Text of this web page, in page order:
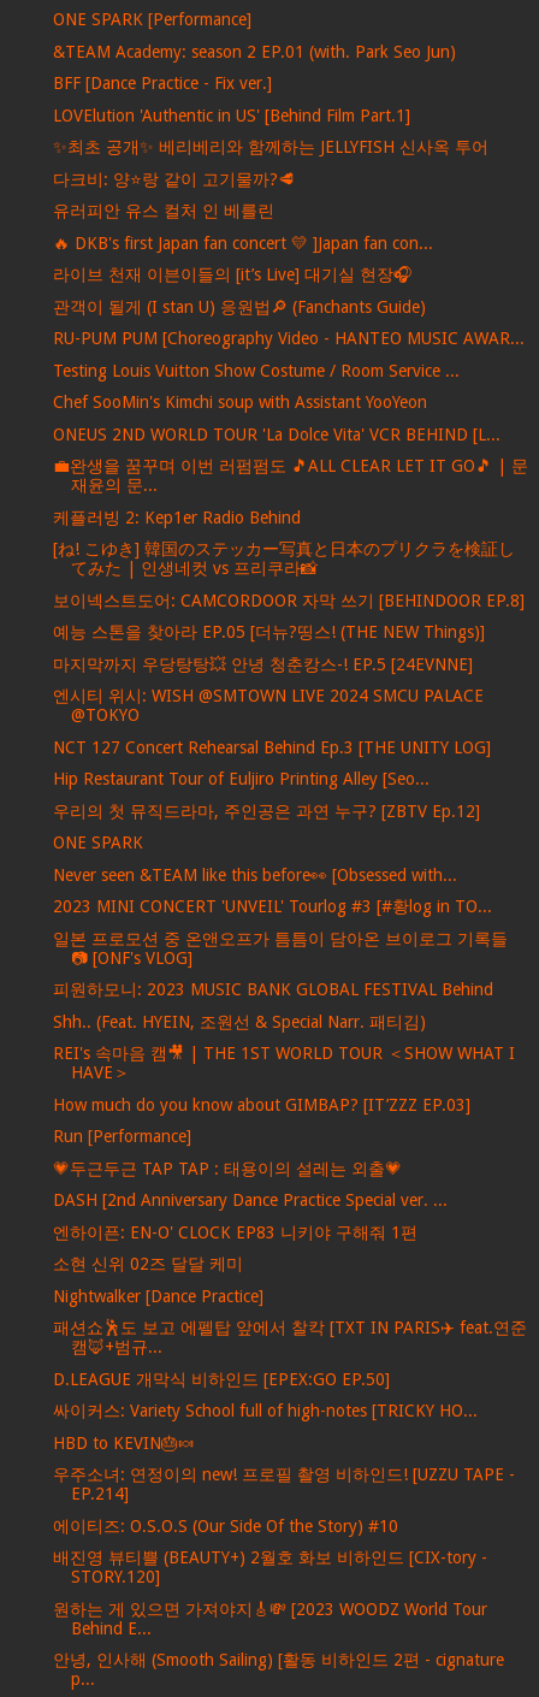
ONE SPARK [Performance]
&TEAM Academy: season 2 EP.01 (with. Park Seo Jun)
BFF [Dance Practice - Fix ver.]
LOVElution 'Authentic in US' [Behind Film Part.1]
✨최초 공개✨ 베리베리와 함께하는 JELLYFISH 신사옥 투어
다크비: 양⭐️랑 같이 고기물까?🥩
유러피안 유스 컬처 인 베를린
🔥 DKB's first Japan fan concert 💛 ]Japan fan con...
라이브 천재 이븐이들의 [it’s Live] 대기실 현장🎧
관객이 될게 (I stan U) 응원법🔎 (Fanchants Guide)
RU-PUM PUM [Choreography Video - HANTEO MUSIC AWAR...
Testing Louis Vuitton Show Costume / Room Service ...
Chef SooMin's Kimchi soup with Assistant YooYeon
ONEUS 2ND WORLD TOUR 'La Dolce Vita' VCR BEHIND [L...
💼완생을 꿈꾸며 이번 러펌펌도 🎵ALL CLEAR LET IT GO🎵 | 문
재윤의 문...
케플러빙 2: Kep1er Radio Behind
[ね! こゆき] 韓国のステッカー写真と日本のプリクラを検証し
てみた | 인생네컷 vs 프리쿠라📸
보이넥스트도어: CAMCORDOOR 자막 쓰기 [BEHINDOOR EP.8]
예능 스톤을 찾아라 EP.05 [더뉴?띵스! (THE NEW Things)]
마지막까지 우당탕탕💥 안녕 청춘캉스-! EP.5 [24EVNNE]
엔시티 위시: WISH @SMTOWN LIVE 2024 SMCU PALACE
@TOKYO
NCT 127 Concert Rehearsal Behind Ep.3 [THE UNITY LOG]
Hip Restaurant Tour of Euljiro Printing Alley [Seo...
우리의 첫 뮤직드라마, 주인공은 과연 누구? [ZBTV Ep.12]
ONE SPARK
Never seen &TEAM like this before👀 [Obsessed with...
2023 MINI CONCERT 'UNVEIL' Tourlog #3 [#황log in TO...
일본 프로모션 중 온앤오프가 틈틈이 담아온 브이로그 기록들
📷 [ONF's VLOG]
피원하모니: 2023 MUSIC BANK GLOBAL FESTIVAL Behind
Shh.. (Feat. HYEIN, 조원선 & Special Narr. 패티김)
REI's 속마음 캠🎥 | THE 1ST WORLD TOUR ＜SHOW WHAT I
HAVE＞
How much do you know about GIMBAP? [IT’ZZZ EP.03]
Run [Performance]
💗두근두근 TAP TAP : 태용이의 설레는 외출💗
DASH [2nd Anniversary Dance Practice Special ver. ...
엔하이픈: EN-O' CLOCK EP83 니키야 구해줘 1편
소현 신위 02즈 달달 케미
Nightwalker [Dance Practice]
패션쇼🕺도 보고 에펠탑 앞에서 찰칵 [TXT IN PARIS✈️ feat.연준
캠🦊+범규...
D.LEAGUE 개막식 비하인드 [EPEX:GO EP.50]
싸이커스: Variety School full of high-notes [TRICKY HO...
HBD to KEVIN🎂🍬
우주소녀: 연정이의 new! 프로필 촬영 비하인드! [UZZU TAPE -
EP.214]
에이티즈: O.S.O.S (Our Side Of the Story) #10
배진영 뷰티쁠 (BEAUTY+) 2월호 화보 비하인드 [CIX-tory -
STORY.120]
원하는 게 있으면 가져야지🎸💸 [2023 WOODZ World Tour
Behind E...
안녕, 인사해 (Smooth Sailing) [활동 비하인드 2편 - cignature
p...